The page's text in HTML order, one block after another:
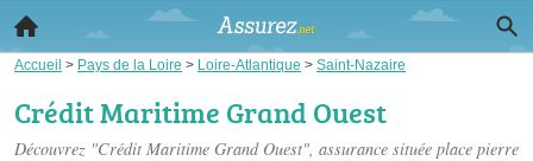
Accueil > Pays de la Loire > Loire-Atlantique > Saint-Nazaire
Crédit Maritime Grand Ouest
Découvrez "Crédit Maritime Grand Ouest", assurance située place pierre